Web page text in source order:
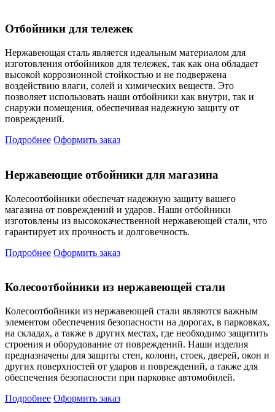
Отбойники для тележек
Нержавеющая сталь является идеальным материалом для
изготовления отбойников для тележек, так как она обладает
высокой коррозионной стойкостью и не подвержена
воздействию влаги, солей и химических веществ. Это
позволяет использовать наши отбойники как внутри, так и
снаружи помещения, обеспечивая надежную защиту от
повреждений.
Подробнее Оформить заказ
Нержавеющие отбойники для магазина
Колесоотбойники обеспечат надежную защиту вашего
магазина от повреждений и ударов. Наши отбойники
изготовлены из высококачественной нержавеющей стали, что
гарантирует их прочность и долговечность.
Подробнее Оформить заказ
Колесоотбойники из нержавеющей стали
Колесоотбойники из нержавеющей стали являются важным
элементом обеспечения безопасности на дорогах, в парковках,
на складах, а также в других местах, где необходимо защитить
строения и оборудование от повреждений. Наши изделия
предназначены для защиты стен, колонн, стоек, дверей, окон и
других поверхностей от ударов и повреждений, а также для
обеспечения безопасности при парковке автомобилей.
Подробнее Оформить заказ